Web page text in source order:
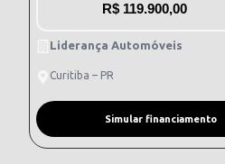
R$119.900,00
Liderança Automóveis
Curitiba – PR
Simular financiamento